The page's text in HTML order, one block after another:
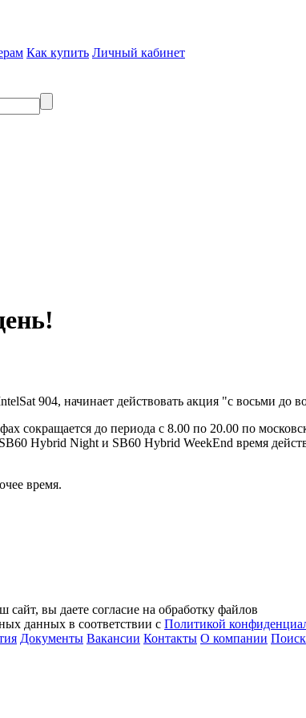
Как купить Личный кабинет
904, начинает действовать акция "с восьми до
сокращается до периода с 8.00 по 20.00 по
Hybrid Night и SB60 Hybrid WeekEnd время
время.
сайт, вы даете согласие на обработку файлов
данных в соответствии с Политикой
Документы Вакансии Контакты О компании Поиск